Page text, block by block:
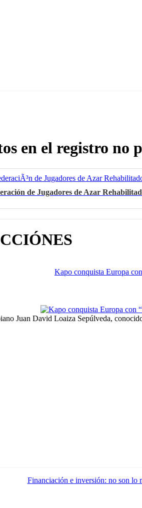
en el registro no
de Jugadores de Azar
Kapo conquista Europa
Juan David Loaiza Sepúlveda,
Financiación e inversión: no son lo